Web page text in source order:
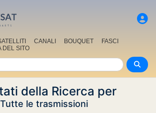
CANALI BOUQUET
FASCI
DEL SITO
della Ricerca per
Tutte le trasmissioni